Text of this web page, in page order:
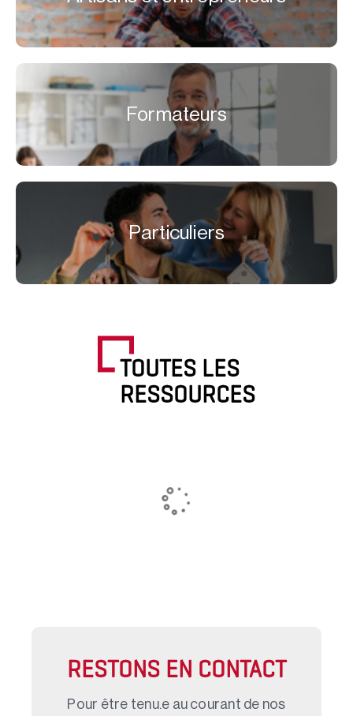
Formateurs
Particuliers
TOUTES LES
RESSOURCES
RESTONS EN CONTACT
Pour être tenu.e au courant de nos